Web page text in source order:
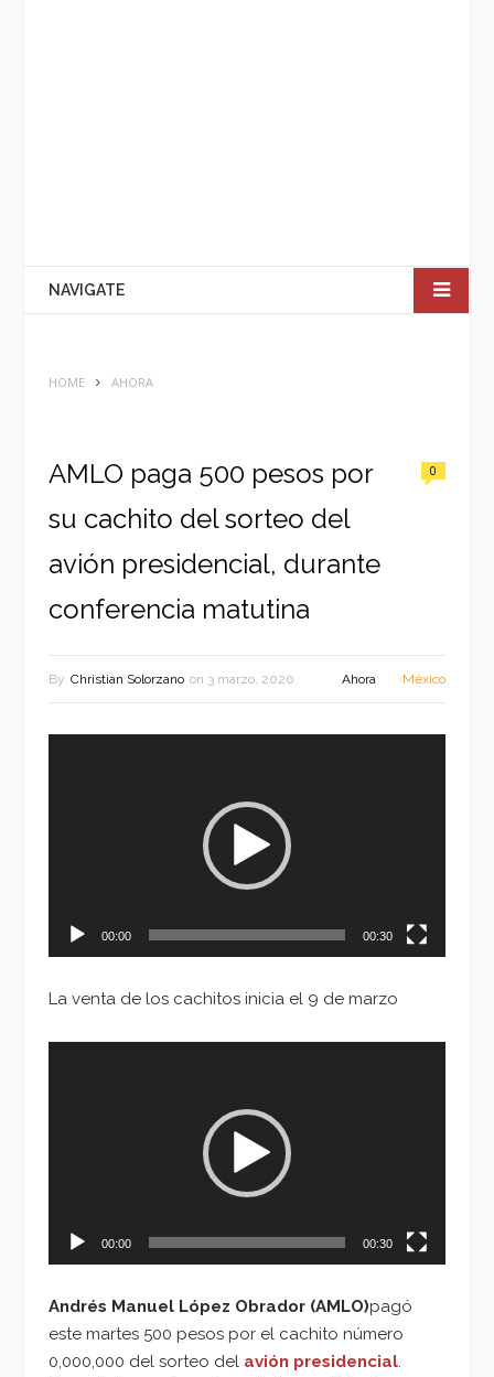
NAVIGATE
HOME AHORA
AMLO paga 500 pesos por
su cachito del sorteo del
avión presidencial, durante
conferencia matutina
0
By Christian Solorzano on 3 marzo, 2020 Ahora México
00:00 00:30
La venta de los cachitos inicia el 9 de marzo
00:00 00:30
Andrés Manuel López Obrador (AMLO)pagó
este martes 500 pesos por el cachito número
0,000,000 del sorteo del avión presidencial.